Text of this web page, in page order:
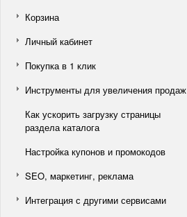
Корзина
Личный кабинет
Покупка в 1 клик
Инструменты для увеличения продаж
Как ускорить загрузку страницы
раздела каталога
Настройка купонов и промокодов
SEO, маркетинг, реклама
Интеграция с другими сервисами